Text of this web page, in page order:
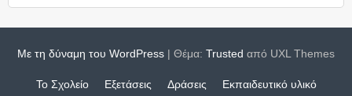
Με τη δύναμη του WordPress | Θέμα: Trusted από UXL Themes
Το Σχολείο Εξετάσεις Δράσεις Εκπαιδευτικό υλικό